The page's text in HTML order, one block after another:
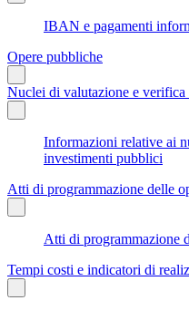
IBAN e pagamenti
Opere pubbliche
Nuclei di valutazione e
Informazioni relative ai
investimenti pubblici
Atti di programmazione delle
Atti di programmazione
Tempi costi e indicatori di